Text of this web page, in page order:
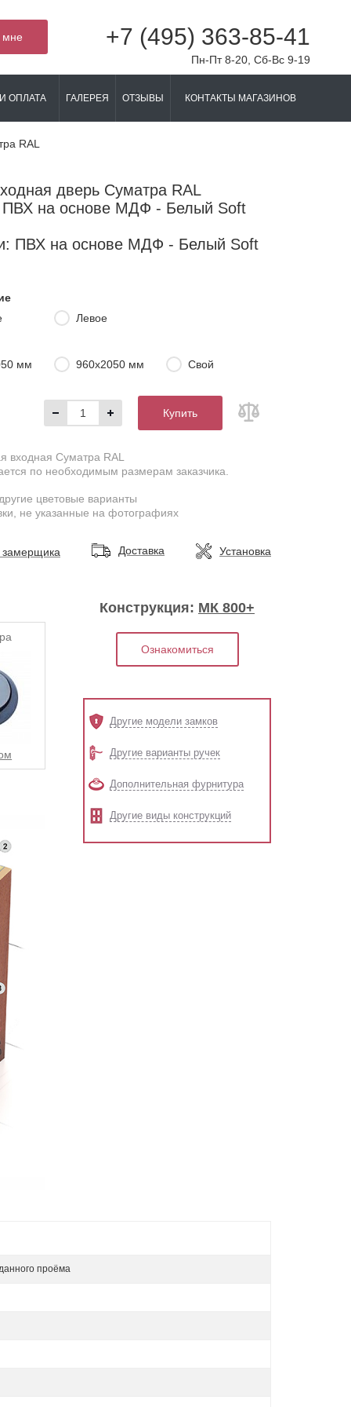
мне +7 (495) 363-85-41
Пн-Пт 8-20, Сб-Вс 9-19
ОПЛАТА ГАЛЕРЕЯ ОТЗЫВЫ КОНТАКТЫ МАГАЗИНОВ
RAL
дверь Суматра RAL
ПВХ на основе МДФ - Белый Soft
ПВХ на основе МДФ - Белый Soft
Левое
мм 960х2050 мм Свой
Купить
входная Суматра RAL
по необходимым размерам заказчика.
цветовые варианты
не указанные на фотографиях
Доставка Установка
Конструкция: МК 800+
Ознакомиться
Другие модели замков
Другие варианты ручек
Дополнительная фурнитура
Другие виды конструкций
проёма